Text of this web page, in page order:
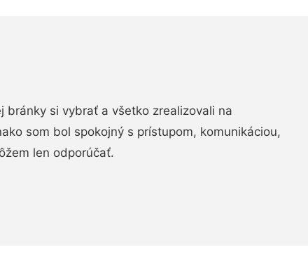
bránky si vybrať a všetko zrealizovali na
som bol spokojný s prístupom, komunikáciou,
len odporúčať.